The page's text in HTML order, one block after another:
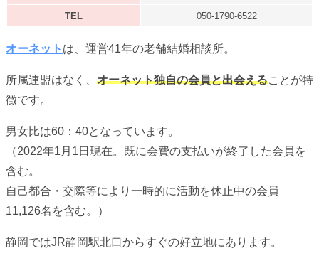
TEL 050-1790-6522
オーネット は、運営41年の老舗結婚相談所。
所属連盟はなく、 オーネット独自の会員と出会えることが特
徴です。
男女比は60：40となっています。
（2022年1月1日現在。既に会費の支払いが終了した会員を
含む。
自己都合・交際等により一時的に活動を休止中の会員
11,126名を含む。）
静岡ではJR静岡駅北口からすぐの好立地にあります。